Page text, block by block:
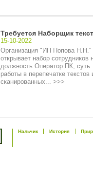
Требуется Наборщик
15-10-2022
Организация "ИП Попова Н.Н."
открывает набор сотрудников
должность Оператор ПК, суть
работы в перепечатке текстов
сканированных... >>>
Нальчик История